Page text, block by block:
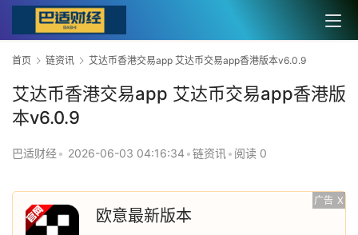
首页 链资讯 艾达币香港交易app 艾达币交易app香港版本v6.0.9
艾达币香港交易app 艾达币交易app香港版
本v6.0.9
巴适财经• 2026-06-03 04:16:34 •链资讯 • 阅读 0
广告 X
欧意最新版本